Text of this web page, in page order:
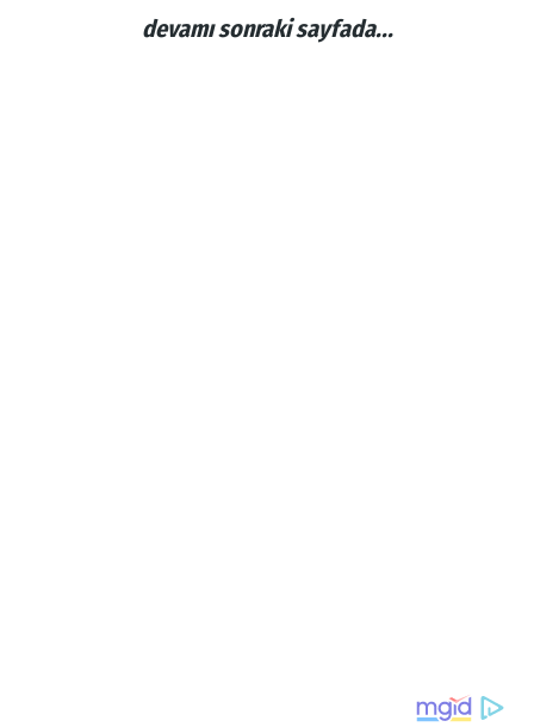
devamı sonraki sayfada...